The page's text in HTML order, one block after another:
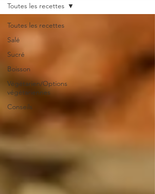
Toutes les recettes
Salé
Sucré
Boisson
Végétarien/Options
végétariennes
Conseils
Toutes les recettes